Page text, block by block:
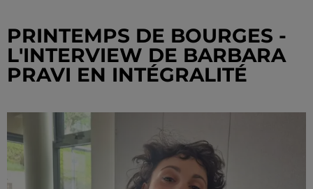
PRINTEMPS DE BOURGES -
L'INTERVIEW DE BARBARA
PRAVI EN INTÉGRALITÉ